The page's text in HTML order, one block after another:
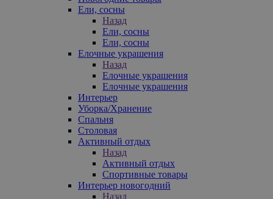
Ели, сосны
Назад
Ели, сосны
Ели, сосны
Елочные украшения
Назад
Елочные украшения
Елочные украшения
Интерьер
Уборка/Хранение
Спальня
Столовая
Активный отдых
Назад
Активный отдых
Спортивные товары
Интерьер новогодний
Назад